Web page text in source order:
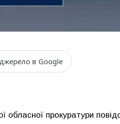
в Google
обласної прокуратури